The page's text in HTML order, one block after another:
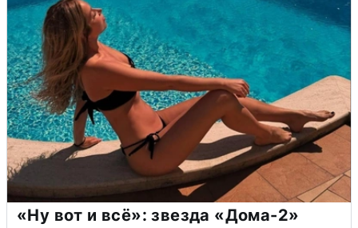
«Ну вот и всё»: звезда «Дома-2»